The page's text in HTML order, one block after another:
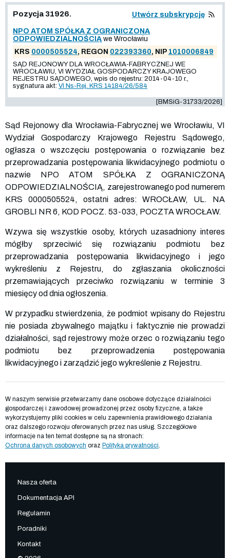
Pozycja 31926. Utwórz subskrypcję
NPO ATOM SPÓŁKA Z OGRANICZONĄ
ODPOWIEDZIALNOŚCIĄ we Wrocławiu
KRS 0000505524, REGON 022393360, NIP 1010006849
SĄD REJONOWY DLA WROCŁAWIA-FABRYCZNEJ WE
WROCŁAWIU, VI WYDZIAŁ GOSPODARCZY KRAJOWEGO
REJESTRU SĄDOWEGO, wpis do rejestru: 2014-04-10 r.,
sygnatura akt: VI Ns-Rej. KRS 14184/26/584
[BMSiG-31733/2026]
Sąd Rejonowy dla Wrocławia-Fabrycznej we Wrocławiu, VI
Wydział Gospodarczy Krajowego Rejestru Sądowego,
ogłasza o wszczęciu postępowania o rozwiązanie bez
przeprowadzania postępowania likwidacyjnego podmiotu o
nazwie NPO ATOM SPÓŁKA Z OGRANICZONĄ
ODPOWIEDZIALNOŚCIĄ, zarejestrowanego pod numerem
KRS 0000505524, ostatni adres: WROCŁAW, UL. NA
GROBLI NR 6, KOD POCZ. 53-033, POCZTA WROCŁAW.
Wzywa się wszystkie osoby, których uzasadniony interes
mógłby sprzeciwić się rozwiązaniu podmiotu bez
przeprowadzania postępowania likwidacyjnego i jego
wykreśleniu z Rejestru, do zgłaszania okoliczności
przemawiających przeciwko rozwiązaniu w terminie 3
miesięcy od dnia ogłoszenia.
W przypadku stwierdzenia, że podmiot wpisany do Rejestru
nie posiada zbywalnego majątku i faktycznie nie prowadzi
działalności, sąd rejestrowy może orzec o rozwiązaniu tego
podmiotu bez przeprowadzenia postępowania
likwidacyjnego i zarządzić jego wykreślenie z Rejestru.
W naszym serwisie przetwarzamy dane osobowe dotyczące działalności
gospodarczej i zawodowej prowadzonej przez osoby fizyczne, a także
wykorzystujemy pliki cookies w celu zapewnienia prawidłowego działania
oraz dalszego rozwoju oferowanych przez nas usług. Szczegółowe
informacje na ten temat dostępne są na stronach:
Ochrona danych osobowych oraz Polityka prywatności
Nasza oferta
Dokumentacja API
Regulamin
Poradniki
Kontakt